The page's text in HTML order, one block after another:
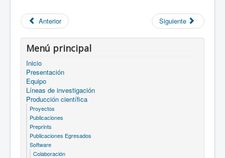
Anterior Siguiente
Menú principal
Inicio
Presentación
Equipo
Líneas de investigación
Producción científica
Proyectos
Publicaciones
Preprints
Publicaciones Egresados
Software
Colaboración